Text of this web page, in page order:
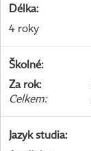
Délka:
4 roky
Školné:
Za rok:
Celkem:
Jazyk studia: